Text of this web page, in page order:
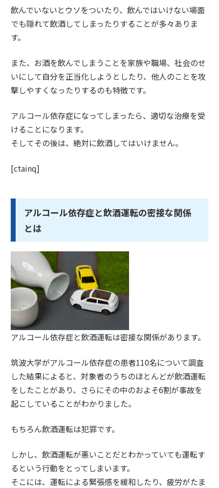
飲んでいないとウソをついたり、飲んではいけない場面
でも隠れて飲酒して しまったりすることが多々ありま
す。
また、お酒を飲んでしまうことを家族や職場、社会のせ
いにして自分を正当化しようとしたり、他人のことを攻
撃しやすくなったりするのも特徴です。
アルコール依存症になってしまったら、適切な治療を受
けることになります。
そしてその後は、絶対に飲酒してはいけません。
[ctainq]
アルコール依存症と飲酒運転の密接な関係
とは
アルコール依存症と飲酒運転は密接な関係があります。
筑波大学がアルコール依存症の患者110名について調査
した結果によると、対象者のうちのほとんどが飲酒運転
をしたことがあり、さらにその中のおよそ6割が事故を
起こしている ことがわかりました。
もちろん飲酒運転は犯罪です。
しかし、飲酒運転が悪いことだとわかっていても運転す
るという行動をとってしまいます。
そこには、運転による緊張感を緩和したり、疲労がたま